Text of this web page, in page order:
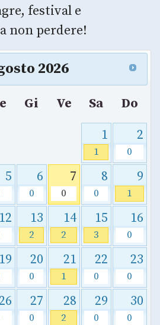
festival e
non perdere!
2026
Gi Ve Sa
Do
1
1
2
0
5 6
0
7
0
8
0
9
1
12 13
2
14
2
15
3
16
0
19 20
0
21
1
22
0
23
0
27
0
28
2
29
0
30
0